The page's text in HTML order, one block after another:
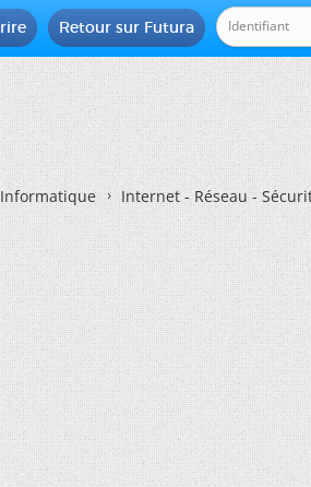
Retour sur Futura
Informatique
Internet - Réseau -